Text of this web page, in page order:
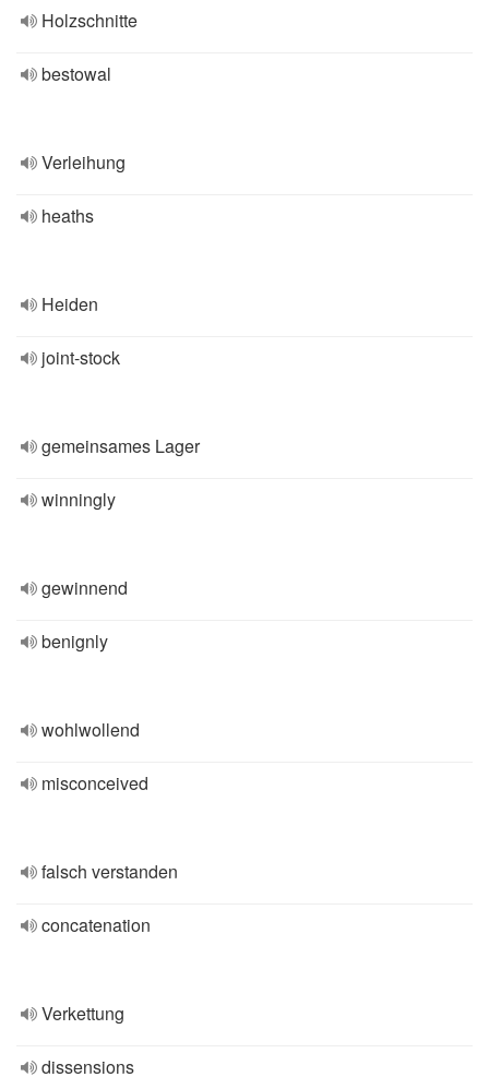
Holzschnitte
bestowal
Verleihung
heaths
Heiden
joint-stock
gemeinsames Lager
winningly
gewinnend
benignly
wohlwollend
misconceived
falsch verstanden
concatenation
Verkettung
dissensions